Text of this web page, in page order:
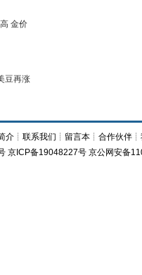
金价
豆再涨
介 ┊联系我们 ┊ 留言本 ┊合作伙伴 ┊
京ICP备19048227号 京公网安备